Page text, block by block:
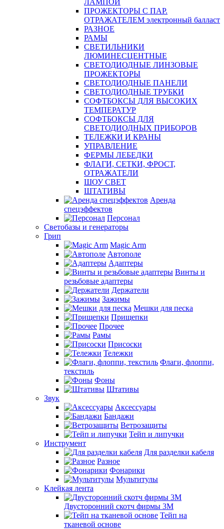
ЛАМПОЙ
ПРОЖЕКТОРЫ С ПАР.
ОТРАЖАТЕЛЕМ электронный балласт
РАЗНОЕ
РАМЫ
СВЕТИЛЬНИКИ
ЛЮМИНЕСЦЕНТНЫЕ
СВЕТОДИОДНЫЕ ЛИНЗОВЫЕ
ПРОЖЕКТОРЫ
СВЕТОДИОДНЫЕ ПАНЕЛИ
СВЕТОДИОДНЫЕ ТРУБКИ
СОФТБОКСЫ ДЛЯ ВЫСОКИХ
ТЕМПЕРАТУР
СОФТБОКСЫ ДЛЯ
СВЕТОДИОДНЫХ ПРИБОРОВ
ТЕЛЕЖКИ И КРАНЫ
УПРАВЛЕНИЕ
ФЕРМЫ ЛЕБЕДКИ
ФЛАГИ, СЕТКИ, ФРОСТ,
ОТРАЖАТЕЛИ
ШОУ СВЕТ
ШТАТИВЫ
Аренда
спецэффектов
Персонал
Светобазы и генераторы
Грип
Magic Arm
Автополе
Адаптеры
Винты и
резьбовые адаптеры
Держатели
Зажимы
Мешки для песка
Прищепки
Прочее
Рамы
Присоски
Тележки
Флаги, флоппи,
текстиль
Фоны
Штативы
Звук
Аксессуары
Бандажи
Ветрозащиты
Тейп и липучки
Инструмент
Для разделки кабеля
Разное
Фонарики
Мультитулы
Клейкая лента
Двусторонний скотч фирмы 3M
Тейп на
тканевой основе